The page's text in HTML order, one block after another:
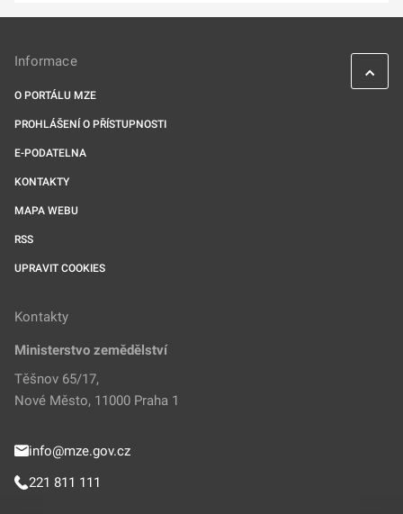
Informace
O PORTÁLU MZE
PROHLÁŠENÍ O PŘÍSTUPNOSTI
E-PODATELNA
KONTAKTY
MAPA WEBU
RSS
UPRAVIT COOKIES
Kontakty
Ministerstvo zemědělství
Těšnov 65/17,
Nové Město, 11000 Praha 1
info@mze.gov.cz
221 811 111